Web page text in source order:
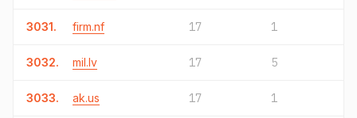
3031. firm.nf 17 1
3032. mil.lv 17 5
3033. ak.us 17 1